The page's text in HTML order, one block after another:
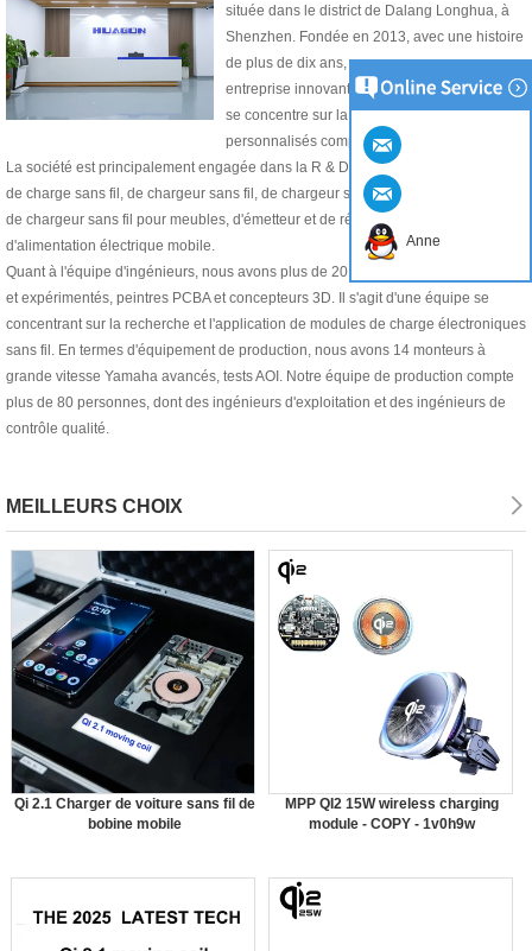
située dans le district de Dalang Longhua, à
Shenzhen. Fondée en 2013, avec une histoire
de plus de dix ans, nous sommes une
entreprise innovante axée sur les services qui
se concentre sur la fourniture de services
personnalisés complets.
La société est principalement engagée dans la R & D et la production de PCBA
de charge sans fil, de chargeur sans fil, de chargeur sans fil monté sur véhicule,
de chargeur sans fil pour meubles, d'émetteur et de récepteur sans fil et
d'alimentation électrique mobile.
Quant à l'équipe d'ingénieurs, nous avons plus de 20 ingénieurs professionnels
et expérimentés, peintres PCBA et concepteurs 3D. Il s'agit d'une équipe se
concentrant sur la recherche et l'application de modules de charge électroniques
sans fil. En termes d'équipement de production, nous avons 14 monteurs à
grande vitesse Yamaha avancés, tests AOI. Notre équipe de production compte
plus de 80 personnes, dont des ingénieurs d'exploitation et des ingénieurs de
contrôle qualité.
MEILLEURS CHOIX
Qi 2.1 Charger de voiture sans fil de
bobine mobile
MPP QI2 15W wireless charging
module - COPY - 1v0h9w
Anne